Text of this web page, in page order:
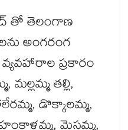
తో తెలంగాణ
అంగరంగ
ప్రకారం
మల్లమ్మ తల్లి,
డొక్కాలమ్మ,